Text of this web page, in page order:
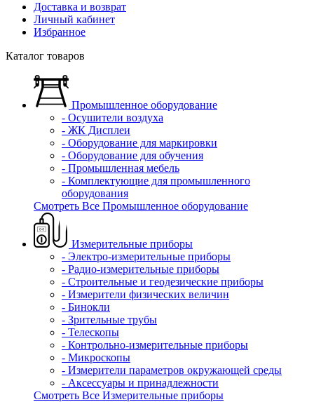
Доставка и возврат
Личный кабинет
Избранное
Каталог товаров
Промышленное оборудование
- Осушители воздуха
- ЖК Дисплеи
- Оборудование для маркировки
- Оборудование для обучения
- Промышленная мебель
- Комплектующие для промышленного
оборудования
Смотреть Все Промышленное оборудование
Измерительные приборы
- Электро-измерительные приборы
- Радио-измерительные приборы
- Строительные и геодезические приборы
- Измерители физических величин
- Бинокли
- Зрительные трубы
- Телескопы
- Контрольно-измерительные приборы
- Микроскопы
- Измерители параметров окружающей среды
- Аксессуары и принадлежности
Смотреть Все Измерительные приборы